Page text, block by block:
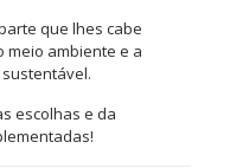
que lhes cabe
ambiente e a
escolhas e da